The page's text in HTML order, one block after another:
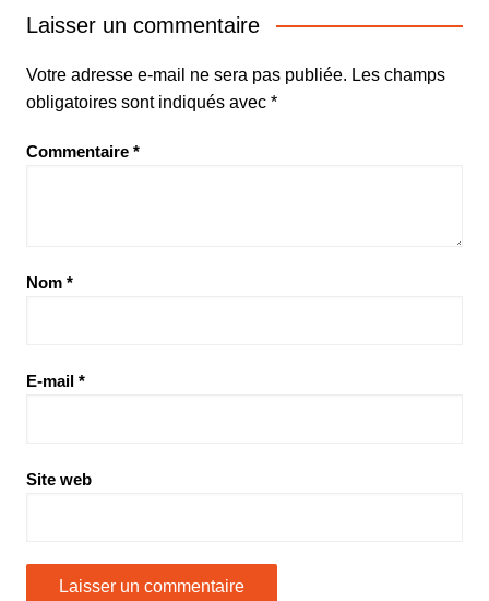
Laisser un commentaire
Votre adresse e-mail ne sera pas publiée. Les champs
obligatoires sont indiqués avec *
Commentaire *
Nom *
E-mail *
Site web